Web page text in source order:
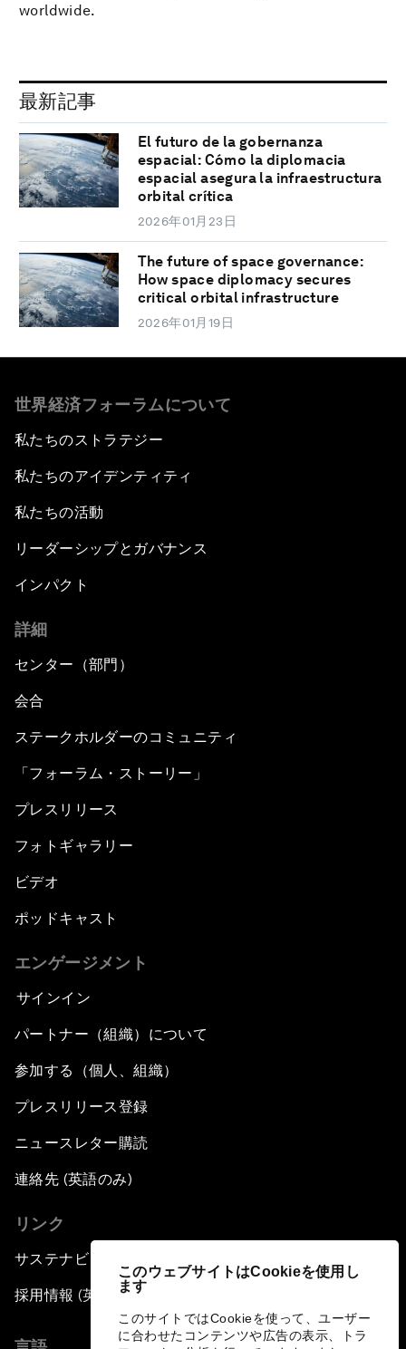
このウェブサイトはCookieを使用し
ます
このサイトではCookieを使って、ユーザー
に合わせたコンテンツや広告の表示、トラ
worldwide.
最新記事
El futuro de la gobernanza
espacial: Cómo la diplomacia
espacial asegura la infraestructura
orbital crítica
2026年01月23日
The future of space governance:
How space diplomacy secures
critical orbital infrastructure
2026年01月19日
世界経済フォーラムについて
私たちのストラテジー
私たちのアイデンティティ
私たちの活動
リーダーシップとガバナンス
インパクト
詳細
センター（部門）
会合
ステークホルダーのコミュニティ
「フォーラム・ストーリー」
プレスリリース
フォトギャラリー
ビデオ
ポッドキャスト
エンゲージメント
サインイン
パートナー（組織）について
参加する（個人、組織）
プレスリリース登録
ニュースレター購読
連絡先 (英語のみ)
リンク
サステナビリティへの取り組み
採用情報 (英語のみ)